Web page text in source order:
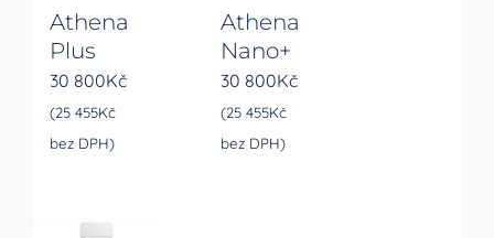
Athena
Plus
30 800Kč
(25 455Kč
bez DPH)
Athena
Nano+
30 800Kč
(25 455Kč
bez DPH)